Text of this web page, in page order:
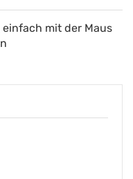
einfach mit der Maus